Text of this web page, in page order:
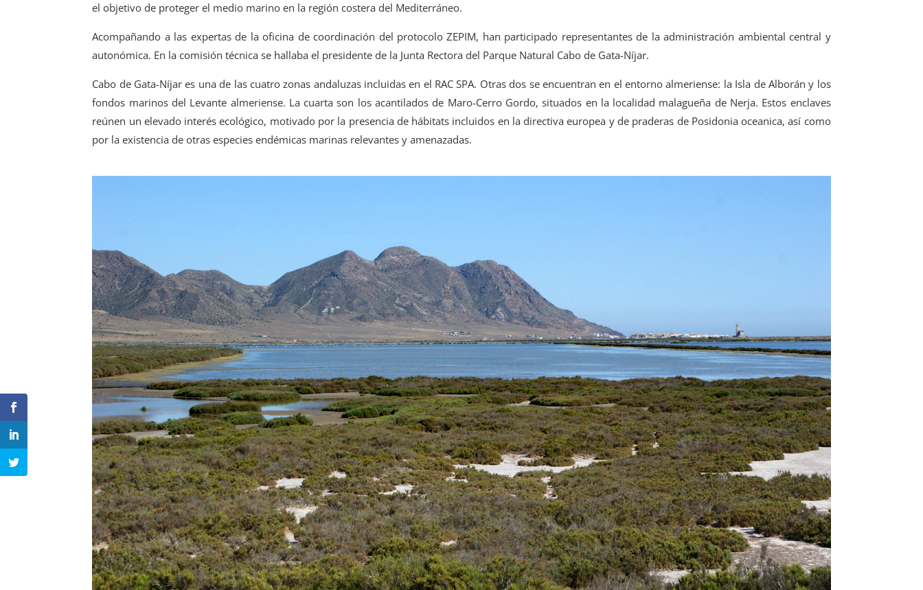
el objetivo de proteger el medio marino en la región costera del Mediterráneo.
Acompañando a las expertas de la oficina de coordinación del protocolo ZEPIM, han participado representantes de la administración ambiental central y
autonómica. En la comisión técnica se hallaba el presidente de la Junta Rectora del Parque Natural Cabo de Gata-Níjar.
Cabo de Gata-Níjar es una de las cuatro zonas andaluzas incluidas en el RAC SPA. Otras dos se encuentran en el entorno almeriense: la Isla de Alborán y los
fondos marinos del Levante almeriense. La cuarta son los acantilados de Maro-Cerro Gordo, situados en la localidad malagueña de Nerja. Estos enclaves
reúnen un elevado interés ecológico, motivado por la presencia de hábitats incluidos en la directiva europea y de praderas de Posidonia oceanica, así como
por la existencia de otras especies endémicas marinas relevantes y amenazadas.